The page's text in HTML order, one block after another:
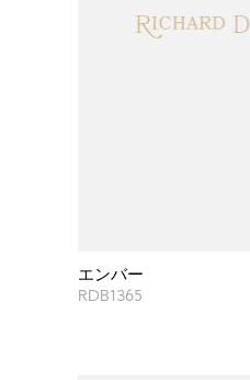
エンバー
RDB1365